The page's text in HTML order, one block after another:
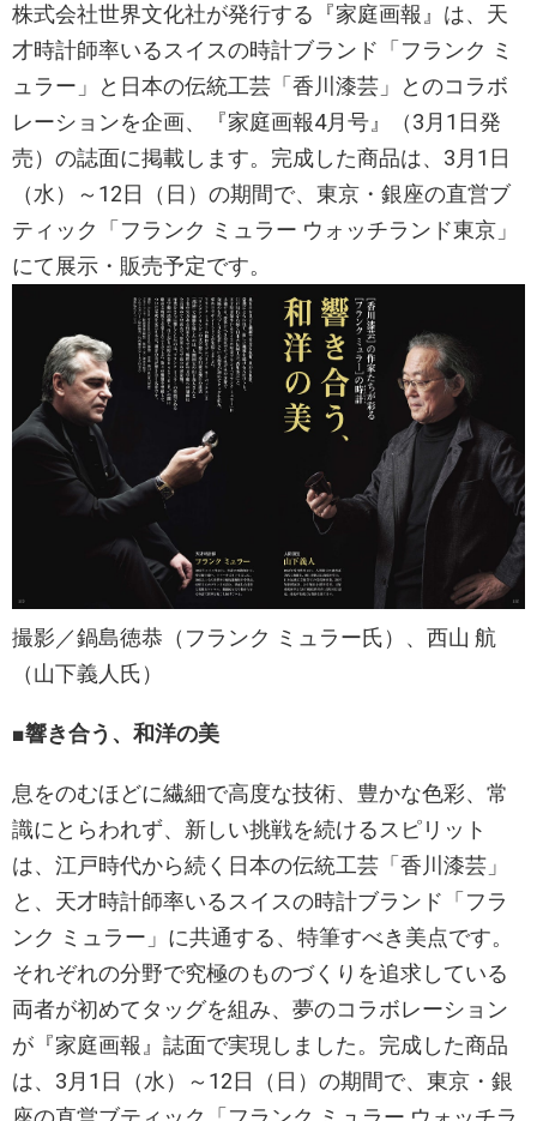
株式会社世界文化社が発行する『家庭画報』は、天
才時計師率いるスイスの時計ブランド「フランク ミ
ュラー」と日本の伝統工芸「香川漆芸」とのコラボ
レーションを企画、『家庭画報4月号』（3月1日発
売）の誌面に掲載します。完成した商品は、3月1日
（水）～12日（日）の期間で、東京・銀座の直営ブ
ティック「フランク ミュラー ウォッチランド東京」
にて展示・販売予定です。
撮影／鍋島徳恭（フランク ミュラー氏）、西山 航
（山下義人氏）
■響き合う、和洋の美
息をのむほどに繊細で高度な技術、豊かな色彩、常
識にとらわれず、新しい挑戦を続けるスピリット
は、江戸時代から続く日本の伝統工芸「香川漆芸」
と、天才時計師率いるスイスの時計ブランド「フラ
ンク ミュラー」に共通する、特筆すべき美点です。
それぞれの分野で究極のものづくりを追求している
両者が初めてタッグを組み、夢のコラボレーション
が『家庭画報』誌面で実現しました。完成した商品
は、3月1日（水）～12日（日）の期間で、東京・銀